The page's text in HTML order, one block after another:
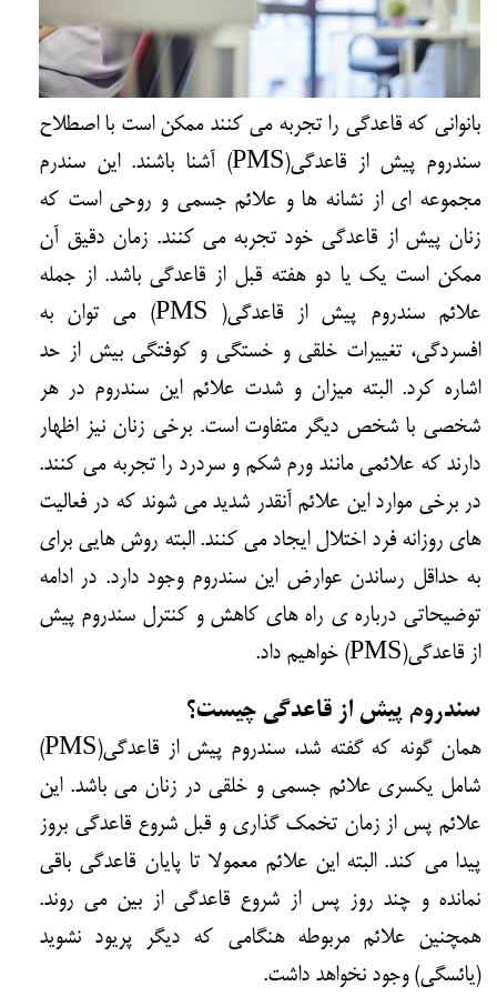
بانوانی که قاعدگی را تجربه می کنند ممکن است با اصطلاح
سندروم پیش از قاعدگی(PMS) آشنا باشند. این سندرم
مجموعه ای از نشانه ها و علائم جسمی و روحی است که
زنان پیش از قاعدگی خود تجربه می کنند. زمان دقیق آن
ممکن است یک یا دو هفته قبل از قاعدگی باشد. از جمله
علائم سندروم پیش از قاعدگی( PMS) می توان به
افسردگی، تغییرات خلقی و خستگی و کوفتگی بیش از حد
اشاره کرد. البته میزان و شدت علائم این سندروم در هر
شخصی با شخص دیگر متفاوت است. برخی زنان نیز اظهار
دارند که علائمی مانند ورم شکم و سردرد را تجربه می کنند.
در برخی موارد این علائم آنقدر شدید می شوند که در فعالیت
های روزانه فرد اختلال ایجاد می کنند. البته روش هایی برای
به حداقل رساندن عوارض این سندروم وجود دارد. در ادامه
توضیحاتی درباره ی راه های کاهش و کنترل سندروم پیش
از قاعدگی(PMS) خواهیم داد.
سندروم پیش از قاعدگی چیست؟
همان گونه که گفته شد، سندروم پیش از قاعدگی(PMS)
شامل یکسری علائم جسمی و خلقی در زنان می باشد. این
علائم پس از زمان تخمک گذاری و قبل شروع قاعدگی بروز
پیدا می کند. البته این علائم معمولا تا پایان قاعدگی باقی
نمانده و چند روز پس از شروع قاعدگی از بین می روند.
همچنین علائم مربوطه هنگامی که دیگر پریود نشوید
(یائسگی) وجود نخواهد داشت.